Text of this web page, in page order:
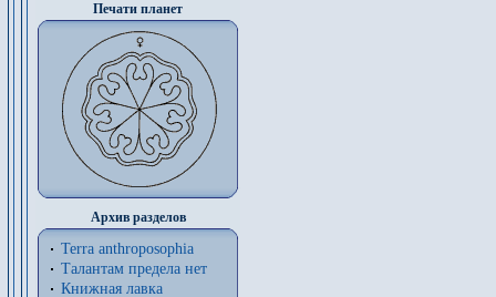
Печати планет
Архив разделов
Terra anthroposophia
Талантам предела нет
Книжная лавка